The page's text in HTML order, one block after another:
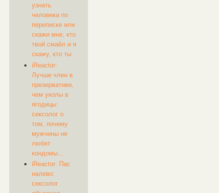
узнать
человека по
переписке или
скажи мне, кто
твой смайл и я
скажу, кто ты
​iReactor:
Лучше член в
презервативе,
чем уколы в
ягодицы:
сексолог о
том, почему
мужчины не
любят
кондомы...
​iReactor: Пас
налево:
сексолог